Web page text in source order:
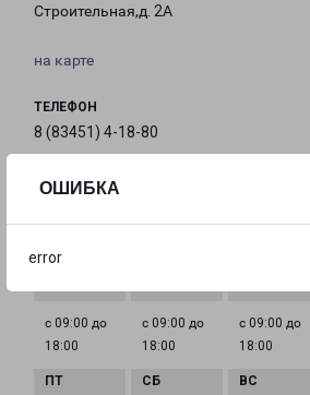
ОШИБКА
error
Строительная,д. 2А
на карте
ТЕЛЕФОН
8 (83451) 4-18-80
EMAIL
ГРАФИК РАБОТЫ
с 09:00 до
18:00
с 09:00 до
18:00
с 09:00 до
18:00